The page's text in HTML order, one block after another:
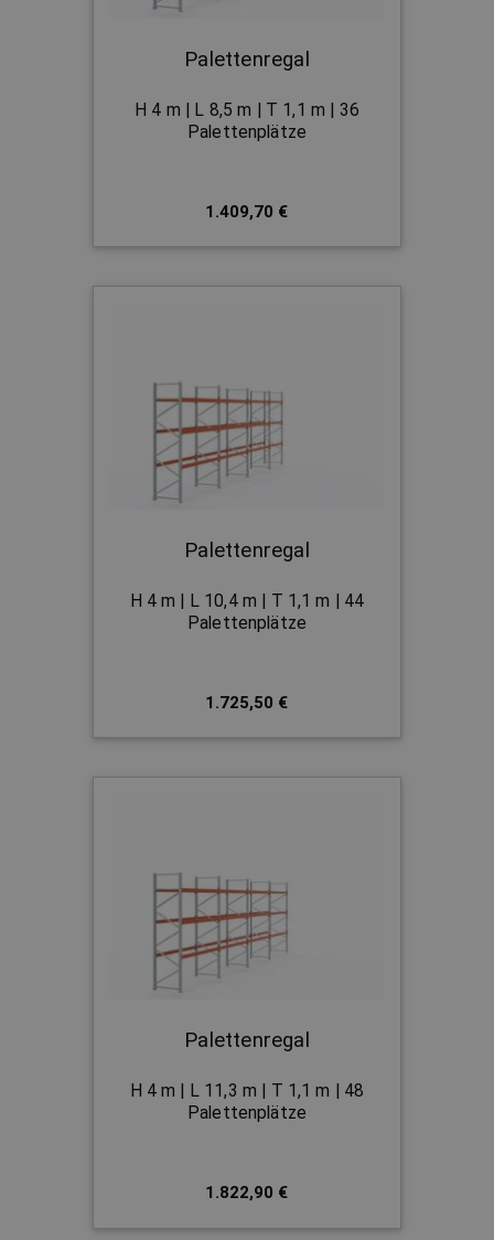
Palettenregal
H 4 m | L 8,5 m | T 1,1 m | 36
Palettenplätze
1.409,70 €
Palettenregal
H 4 m | L 10,4 m | T 1,1 m | 44
Palettenplätze
1.725,50 €
Palettenregal
H 4 m | L 11,3 m | T 1,1 m | 48
Palettenplätze
1.822,90 €